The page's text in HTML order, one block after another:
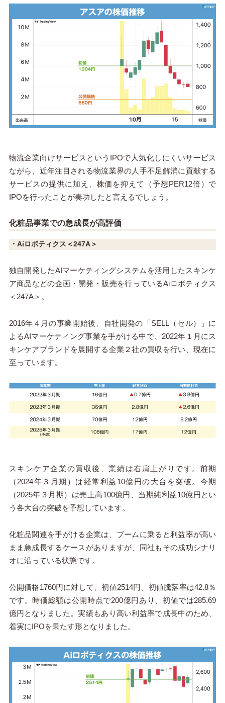
物流企業向けサービスというIPOで人気化しにくいサービス
ながら、近年注目される物流業界の人手不足解消に貢献する
サービスの提供に加え、株価を抑えて（予想PER12倍）で
IPOを行ったことが奏功したと言えるでしょう。
化粧品事業での急成長が高評価
・Aiロボティクス＜247A＞
独自開発したAIマーケティングシステムを活用したスキンケ
ア商品などの企画・開発・販売を行っているAiロボティクス
＜247A＞。
2016年４月の事業開始後、自社開発の「SELL（セル）」に
よるAIマーケティング事業を手がける中で、2022年１月にス
キンケアブランドを展開する企業２社の買収を行い、現在に
至っています。
スキンケア企業の買収後、業績は右肩上がりです。前期
（2024年３月期）は経常利益10億円の大台を突破。今期
（2025年３月期）は売上高100億円、当期純利益10億円とい
う各大台の突破を予想しています。
化粧品関連を手がける企業は、ブームに乗ると利益率が高い
まま急成長するケースがありますが、同社もその成功シナリ
オに沿っている状態です。
公開価格1760円に対して、初値2514円、初値騰落率は42.8％
です。時価総額は公開時点で200億円あり、初値では285.69
億円となりました。実績もあり高い利益率で成長中のため、
着実にIPOを果たす形となりました。